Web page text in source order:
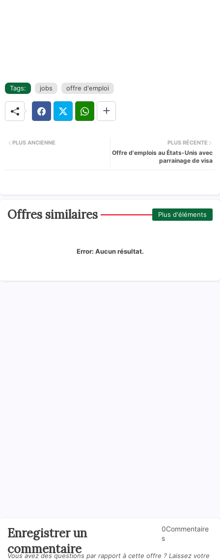
Tags: jobs offre d'emploi
PLUS RÉCENTE
Offre d'emplois au États-Unis avec
parrainage de visa
PLUS ANCIENNE
Offres similaires Plus d'éléments
Error: Aucun résultat.
Enregistrer un
commentaire
0Commentaire
s
Vous avez des questions par rapport à cette offre ? Laissez votre